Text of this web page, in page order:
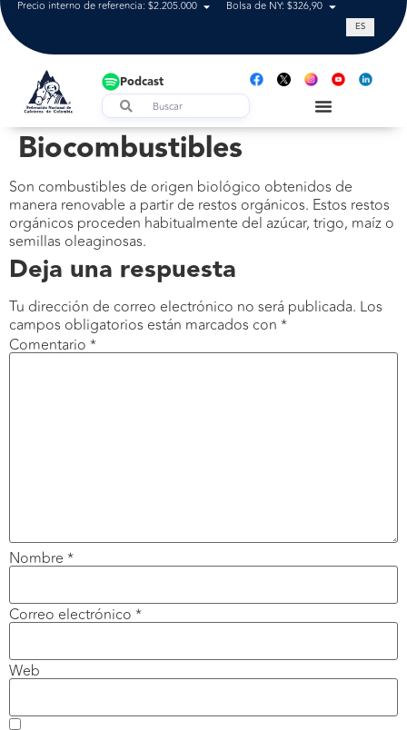
Precio interno de referencia: $2.205.000 Bolsa de NY: $326,90 Tasa de
ES
Podcast
Biocombustibles
Son combustibles de origen biológico obtenidos de
manera renovable a partir de restos orgánicos. Estos restos
orgánicos proceden habitualmente del azúcar, trigo, maíz o
semillas oleaginosas.
Deja una respuesta
Tu dirección de correo electrónico no será publicada. Los
campos obligatorios están marcados con *
Comentario *
Nombre *
Correo electrónico *
Web